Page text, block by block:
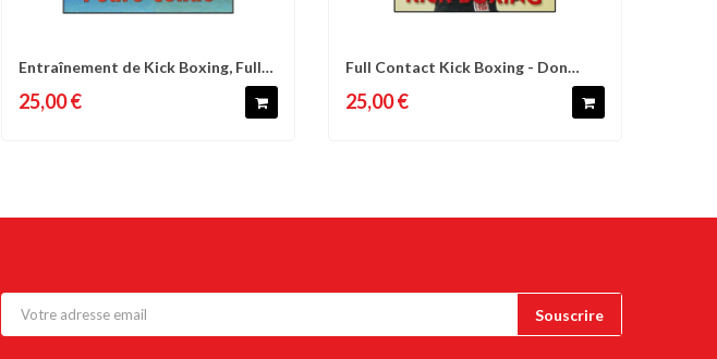
Comparer Liste d'envies
Entraînement de Kick Boxing, Full
25,00 €
Comparer Liste d'envies
Full Contact Kick Boxing - Don
25,00 €